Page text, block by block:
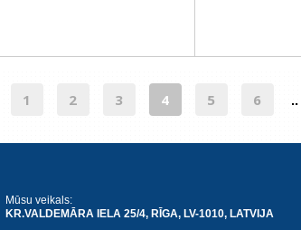
1 2 3 4 5 6 ..
Mūsu veikals:
KR.VALDEMĀRA IELA 25/4, RĪGA, LV-1010, LATVIJA